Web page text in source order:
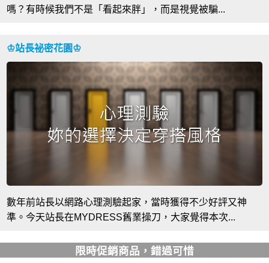
嗎？有時候我們不是「看起來胖」，而是視覺被騙...
♔站長祕密花園♔
數年前站長以網路心理測驗起家，當時獲得不少好評又神
準。今天站長在MYDRESS舊業操刀，大家覺得本次...
限時促銷商品，錯過可惜